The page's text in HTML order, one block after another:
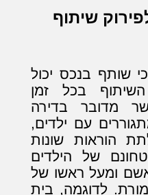
שיתוף
שותף בנכס יכול
בכל זמן
מדובר בדירה
עם ילדים,
הוראות שונות
של הילדים
ומעל ראשו של
לדוגמה, בית